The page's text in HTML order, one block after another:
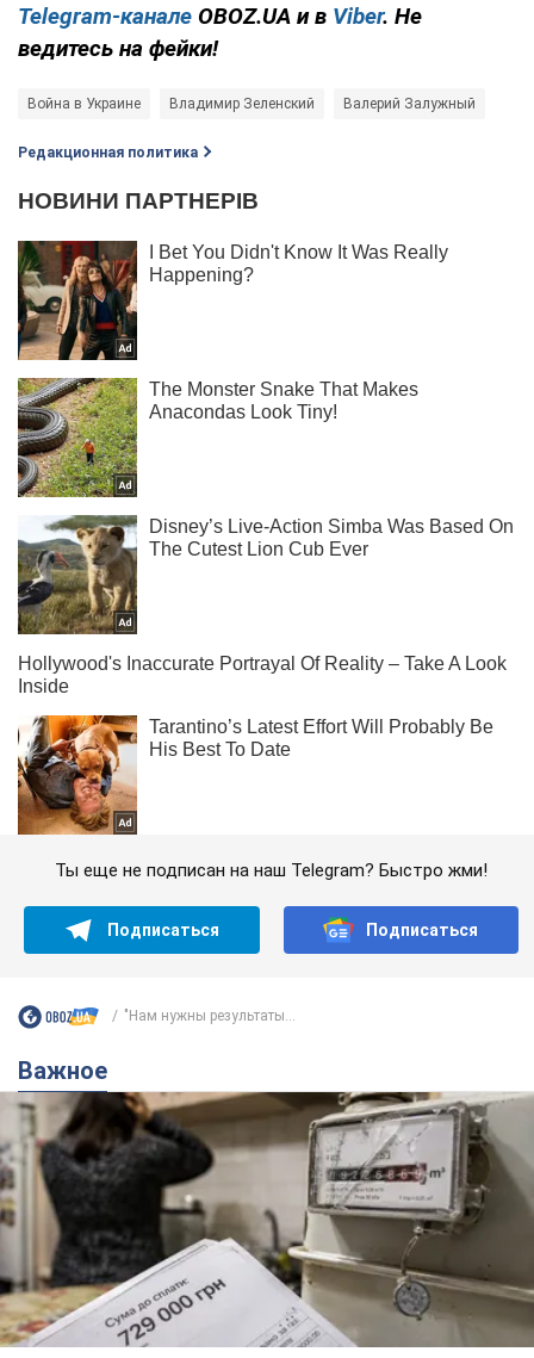
Telegram-канале OBOZ.UA и в Viber. Не
ведитесь на фейки!
Война в Украине Владимир Зеленский Валерий Залужный
Редакционная политика
Ты еще не подписан на наш Telegram? Быстро жми!
Подписаться Подписаться
"Нам нужны результаты...
Важное